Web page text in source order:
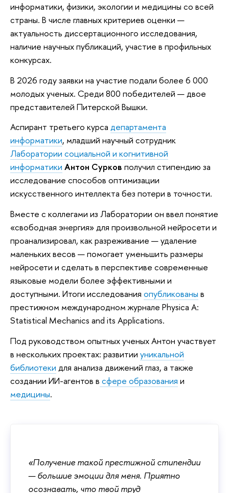
информатики, физики, экологии и медицины со всей
страны. В числе главных критериев оценки —
актуальность диссертационного исследования,
наличие научных публикаций, участие в профильных
конкурсах.
В 2026 году заявки на участие подали более 6 000
молодых ученых. Среди 800 победителей — двое
представителей Питерской Вышки.
Аспирант третьего курса департамента
информатики, младший научный сотрудник
Лаборатории социальной и когнитивной
информатики Антон Сурков получил стипендию за
исследование способов оптимизации
искусственного интеллекта без потери в точности.
Вместе с коллегами из Лаборатории он ввел понятие
«свободная энергия» для произвольной нейросети и
проанализировал, как разреживание — удаление
маленьких весов — помогает уменьшить размеры
нейросети и сделать в перспективе современные
языковые модели более эффективными и
доступными. Итоги исследования опубликованы в
престижном международном журнале Physica A:
Statistical Mechanics and its Applications.
Под руководством опытных ученых Антон участвует
в нескольких проектах: развитии уникальной
библиотеки для анализа движений глаз, а также
создании ИИ-агентов в сфере образования и
медицины.
«Получение такой престижной стипендии
— большие эмоции для меня. Приятно
осознавать, что твой труд